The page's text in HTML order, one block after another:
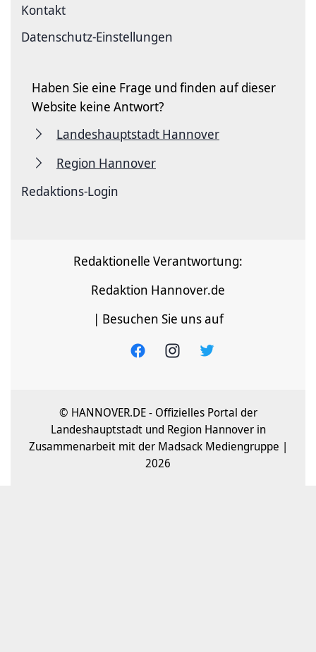
Kontakt
Datenschutz-Einstellungen
Haben Sie eine Frage und finden auf dieser
Website keine Antwort?
Landeshauptstadt Hannover
Region Hannover
Redaktions-Login
Redaktionelle Verantwortung:
Redaktion Hannover.de
| Besuchen Sie uns auf
© HANNOVER.DE - Offizielles Portal der
Landeshauptstadt und Region Hannover in
Zusammenarbeit mit der Madsack Mediengruppe |
2026